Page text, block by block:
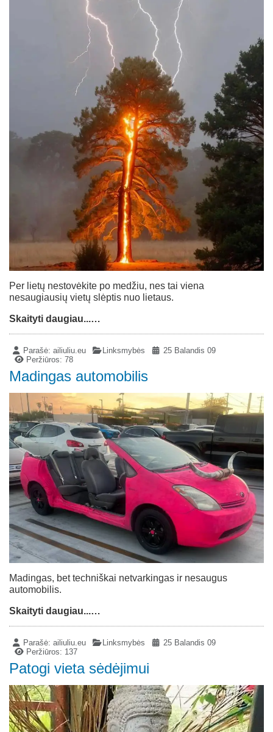
Per lietų nestovėkite po medžiu, nes tai viena
nesaugiausių vietų slėptis nuo lietaus.
Skaityti daugiau...…
Parašė:ailiuliu.eu Linksmybės
25 Balandis 09
Peržiūros: 78
Madingas automobilis
Madingas, bet techniškai netvarkingas ir nesaugus
automobilis.
Skaityti daugiau...…
Parašė:ailiuliu.eu Linksmybės
25 Balandis 09
Peržiūros: 137
Patogi vieta sėdėjimui